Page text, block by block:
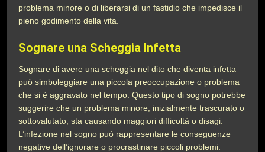
problema minore o di liberarsi di un fastidio che impedisce il
pieno godimento della vita.
Sognare una Scheggia Infetta
Sognare di avere una scheggia nel dito che diventa infetta
può simboleggiare una piccola preoccupazione o problema
che si è aggravato nel tempo. Questo tipo di sogno potrebbe
suggerire che un problema minore, inizialmente trascurato o
sottovalutato, sta causando maggiori difficoltà o disagi.
L’infezione nel sogno può rappresentare le conseguenze
negative dell’ignorare o procrastinare piccoli problemi.